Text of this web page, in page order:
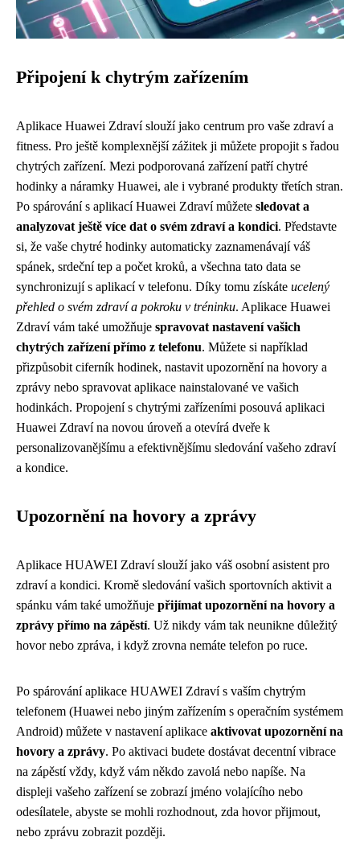
Připojení k chytrým zařízením
Aplikace Huawei Zdraví slouží jako centrum pro vaše zdraví a
fitness. Pro ještě komplexnější zážitek ji můžete propojit s řadou
chytrých zařízení. Mezi podporovaná zařízení patří chytré
hodinky a náramky Huawei, ale i vybrané produkty třetích stran.
Po spárování s aplikací Huawei Zdraví můžete sledovat a
analyzovat ještě více dat o svém zdraví a kondici. Představte
si, že vaše chytré hodinky automaticky zaznamenávají váš
spánek, srdeční tep a počet kroků, a všechna tato data se
synchronizují s aplikací v telefonu. Díky tomu získáte ucelený
přehled o svém zdraví a pokroku v tréninku. Aplikace Huawei
Zdraví vám také umožňuje spravovat nastavení vašich
chytrých zařízení přímo z telefonu. Můžete si například
přizpůsobit ciferník hodinek, nastavit upozornění na hovory a
zprávy nebo spravovat aplikace nainstalované ve vašich
hodinkách. Propojení s chytrými zařízeními posouvá aplikaci
Huawei Zdraví na novou úroveň a otevírá dveře k
personalizovanějšímu a efektivnějšímu sledování vašeho zdraví
a kondice.
Upozornění na hovory a zprávy
Aplikace HUAWEI Zdraví slouží jako váš osobní asistent pro
zdraví a kondici. Kromě sledování vašich sportovních aktivit a
spánku vám také umožňuje přijímat upozornění na hovory a
zprávy přímo na zápěstí. Už nikdy vám tak neunikne důležitý
hovor nebo zpráva, i když zrovna nemáte telefon po ruce.
Po spárování aplikace HUAWEI Zdraví s vaším chytrým
telefonem (Huawei nebo jiným zařízením s operačním systémem
Android) můžete v nastavení aplikace aktivovat upozornění na
hovory a zprávy. Po aktivaci budete dostávat decentní vibrace
na zápěstí vždy, když vám někdo zavolá nebo napíše. Na
displeji vašeho zařízení se zobrazí jméno volajícího nebo
odesílatele, abyste se mohli rozhodnout, zda hovor přijmout,
nebo zprávu zobrazit později.